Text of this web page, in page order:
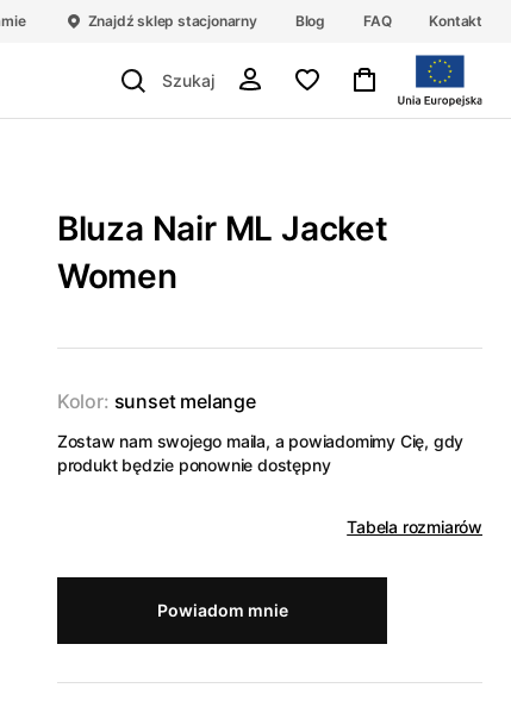
Znajdź sklep stacjonarny Blog FAQ Kontakt
Bluza Nair ML Jacket
Women
Kolor: sunset melange
Zostaw nam swojego maila, a powiadomimy Cię, gdy
produkt będzie ponownie dostępny
Tabela rozmiarów
Powiadom mnie